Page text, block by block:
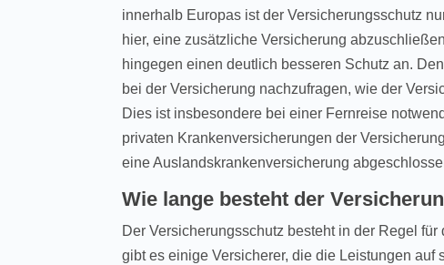
innerhalb Europas ist der Versicherungsschutz
hier, eine zusätzliche Versicherung
hingegen einen deutlich besseren Schutz an.
bei der Versicherung nachzufragen, wie der
Dies ist insbesondere bei einer Fernreise
privaten Krankenversicherungen der
eine Auslandskrankenversicherung
Wie lange besteht der
Der Versicherungsschutz besteht in der Regel
gibt es einige Versicherer, die die Leistungen auf